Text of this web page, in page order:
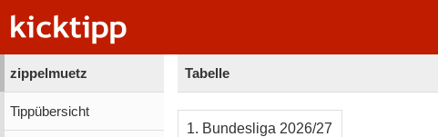
zippelmuetz
Tippübersicht
Tabelle
1. Bundesliga 2026/27